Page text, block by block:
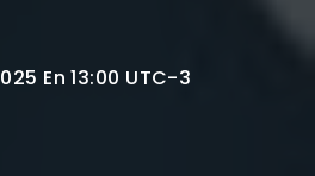
En 13:00 UTC-3